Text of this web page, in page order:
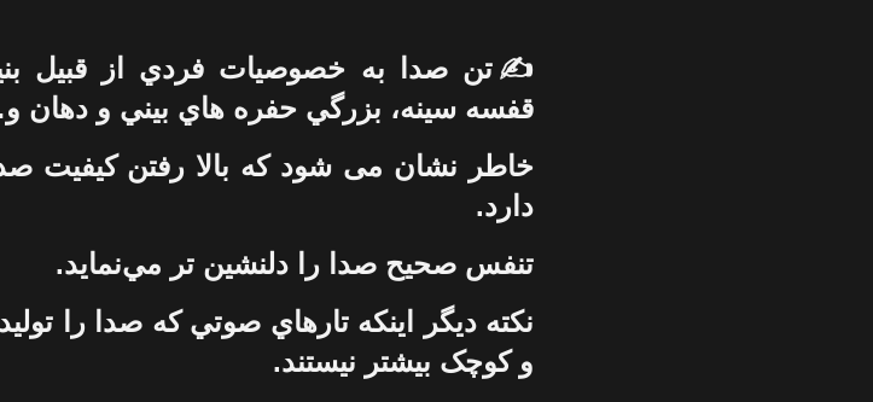
✍️تن صدا به خصوصيات فردي از قبيل
قفسه سينه، بزرگي حفره هاي بيني و دهان
خاطر نشان می شود که بالا رفتن کيفيت
دارد.
تنفس صحيح صدا را دلنشين تر مي‌نمايد.
نکته ديگر اينکه تار‌هاي صوتي که صدا را
و کوچک بيشتر نيستند.